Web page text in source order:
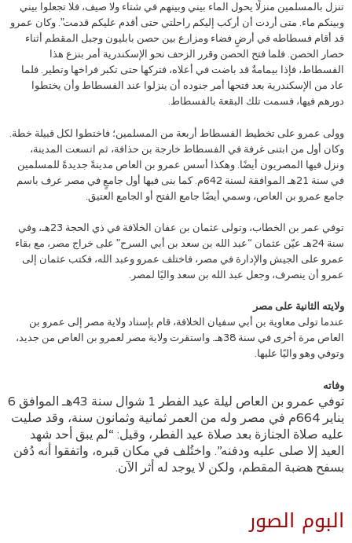
تنزل بالمسلمين منزلًا يحول الماء بيني وبينهم في شتاء ولا صيف، فلا تجعلوا بيني
وبينكم ماء. متى أردت أن أركب إليكم راحلتي حتى أقدم عليكم قدمت”. وكان عمرو
قد أقام فسطاطه في أرضٍ فضاء ومزارع بين حصن بابليون وجبل المقطم أثناء
حصار الحصن. فلما فتح الحصن وقرر الزحف نحو الإسكندرية أمر بنزع هذا
الفسطاط، فإذا بيمامةٌ قد باضت في أعلاه، فتركها حتى تكبر فراخها وتطير. فلما
عاد من الإسكندرية بعد فتحها أمر جنوده أن ينزلوا عند الفسطاط وأن يختطوا
دورهم فيها، فسمت تلك البقعة بالفسطاط.
وولى عمرو على تخطيط الفسطاط أربعة من المسلمين؛ فاختطوا لكل قبيلة خطة.
وكان أول من ابتنى غرفة في الفسطاط خارجة بن حذافة، ثم اتسعت المدينة،
ونزل فيها المصريون أيضًا. وهكذا أسس عمرو بن العاص مدينةً جديدةً للمسلمين
في سنة 21هـ الموافقة لسنة 642م. كما بنى فيها أول جامعٍ في مصر عرف باسم
جامع عمرو بن العاص، وسمي أيضًا جامع الفتح أو الجامع العتيق.
توفي عمر بن الخطاب، وتولى عثمان بن عفان الخلافة في ذي الحجة 23هـ، وفي
سنة 24هـ عيّن عثمان “عبد الله بن سعد بن أبي السرح” على خراج مصر، مع بقاء
عمرو على الجيش والإدارة في مصر، فاختلف عمرو وعبد الله، فكتب عثمان إلى
عمرو أن ينصرف، وجعل عبد الله بن سعد واليًا لمصر.
ولايته الثانية على مصر
عندما تولى معاوية بن أبي سفيان الخلافة، قام بإسناد ولاية مصر إلى عمرو بن
العاص مرة أخرى في سنة 38هـ. واستقرت ولاية مصر لعمرو بن العاص من جديد،
وتوفي وهو واليًا عليها.
وفاته
توفي عمرو بن العاص ليلة عيد الفطر 1 شوال سنة 43هـ الموافق 6
يناير 664م في مصر وله من العمر ثمانية وثمانون سنة، وقد صليت
عليه صلاة الجنازة بعد صلاة عيد الفطر، وقيل: “لم يبق أحد شهد
العيد إلا صلى عليه ودفنه”. واختُلف في مكان قبره، واتفقوا أنه دُفن
بسفح هضبة المقطم، ولكن لا يوجد له أثر الآن.
البوم الصور